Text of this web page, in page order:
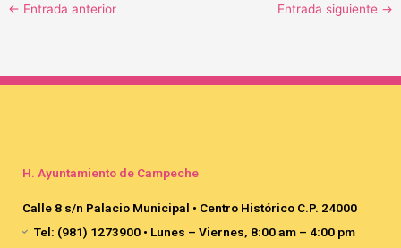
← Entrada anterior Entrada siguiente →
H. Ayuntamiento de Campeche
Calle 8 s/n Palacio Municipal • Centro Histórico C.P. 24000
Tel: (981) 1273900 • Lunes – Viernes, 8:00 am – 4:00 pm